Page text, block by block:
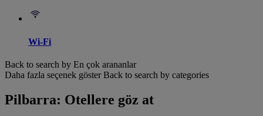
Wi-Fi
Back to search by En çok arananlar
Daha fazla seçenek göster Back to search by categories
Pilbarra: Otellere göz at